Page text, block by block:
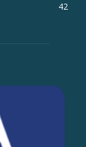
42